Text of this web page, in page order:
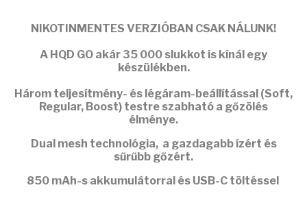
NIKOTINMENTES VERZIÓBAN CSAK NÁLUNK!
A HQD GO akár 35 000 slukkot is kínál egy
készülékben.
Három teljesítmény- és légáram-beállítással (Soft,
Regular, Boost) testre szabható a gőzölés
élménye.
Dual mesh technológia, a gazdagabb ízért és
sűrűbb gőzért.
850 mAh-s akkumulátorral és USB-C töltéssel